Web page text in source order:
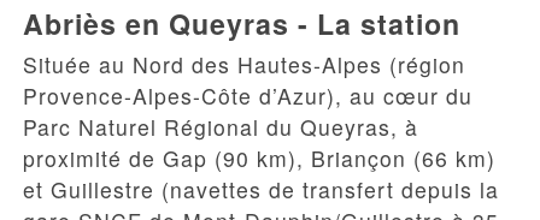
Abriès en Queyras - La station
Située au Nord des Hautes-Alpes (région
Provence-Alpes-Côte d’Azur), au cœur du
Parc Naturel Régional du Queyras, à
proximité de Gap (90 km), Briançon (66 km)
et Guillestre (navettes de transfert depuis la